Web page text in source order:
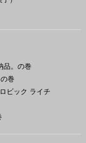
品。の巻
巻
ビック ライチ